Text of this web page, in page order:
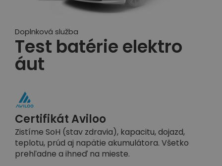
Doplnková služba
Test batérie elektro
áut
Certifikát Aviloo
Zistíme SoH (stav zdravia), kapacitu, dojazd,
teplotu, prúd aj napätie akumulátora. Všetko
prehľadne a ihneď na mieste.